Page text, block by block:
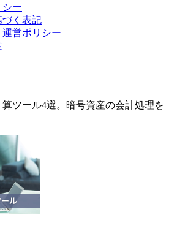
シー
づく表記
営ポリシー
ツール4選。暗号資産の会計処理を